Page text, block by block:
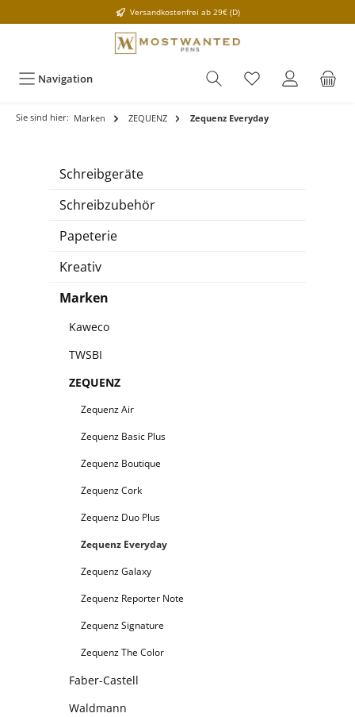
Versandkostenfrei ab 29€ (D)
Navigation
Sie sind hier: Marken ZEQUENZ Zequenz Everyday
Schreibgeräte
Schreibzubehör
Papeterie
Kreativ
Marken
Kaweco
TWSBI
ZEQUENZ
Zequenz Air
Zequenz Basic Plus
Zequenz Boutique
Zequenz Cork
Zequenz Duo Plus
Zequenz Everyday
Zequenz Galaxy
Zequenz Reporter Note
Zequenz Signature
Zequenz The Color
Faber-Castell
Waldmann